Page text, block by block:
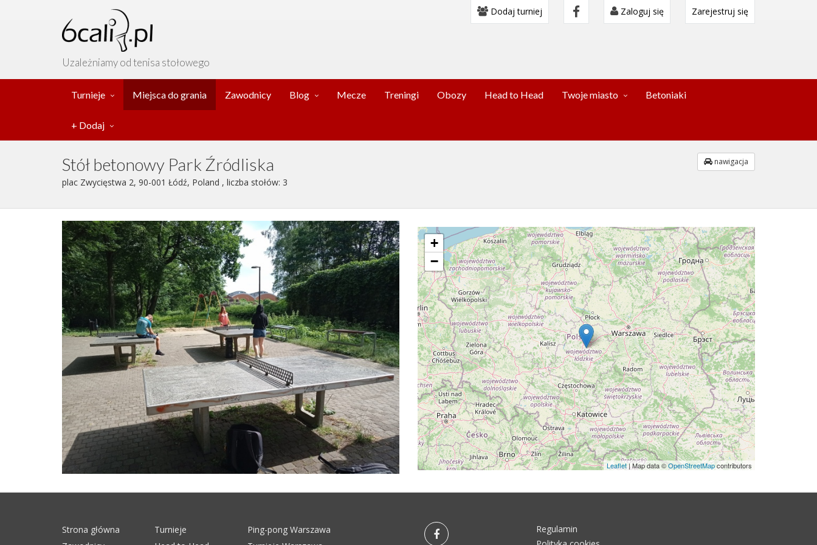
Uzależniamy od tenisa stołowego
Dodaj turniej Zaloguj się Zarejestruj się
Turnieje Miejsca do grania Zawodnicy Blog Mecze Treningi Obozy Head to Head Twoje miasto Betoniaki
+ Dodaj
Stół betonowy Park Źródliska
plac Zwycięstwa 2, 90-001 Łódź, Poland , liczba stołów: 3
nawigacja
+
−
Leaflet| Map data ©OpenStreetMapcontributors
Strona główna Turnieje
Ping-pong Warszawa
Regulamin